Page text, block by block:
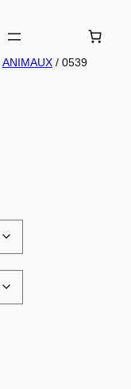
ANIMAUX/ 0539